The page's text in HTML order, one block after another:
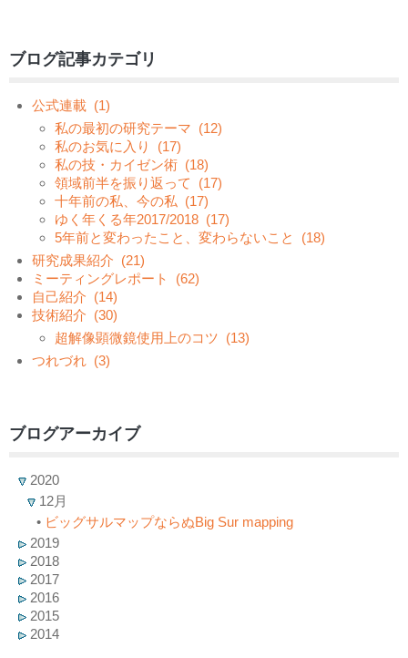
ブログ記事カテゴリ
公式連載 (1)
私の最初の研究テーマ (12)
私のお気に入り
(17)
私の技・カイゼン術 (18)
領域前半を振り返って
(17)
十年前の私、今の私 (17)
ゆく年くる年2017/2018 (17)
5年前と変わったこと、変わらないこと
(18)
研究成果紹介 (21)
ミーティングレポート
(62)
自己紹介 (14)
技術紹介 (30)
超解像顕微鏡使用上のコツ (13)
つれづれ (3)
ブログアーカイブ
2020
12月
• ビッグサルマップならぬBig Sur mapping
2019
2018
2017
2016
2015
2014